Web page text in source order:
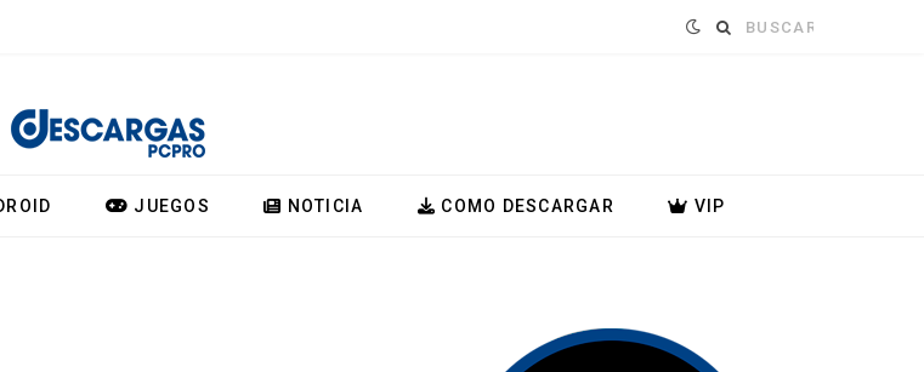
Buscar:
JUEGOS NOTICIA COMO DESCARGAR VIP